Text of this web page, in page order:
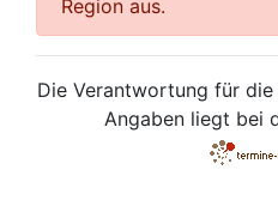
Region aus.
Die Verantwortung für
Angaben liegt bei